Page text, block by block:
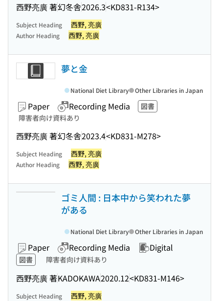
西野亮廣 著幻冬舎2026.3<KD831-R134>
Subject Heading 西野, 亮廣
Author Heading 西野, 亮廣
夢と金
Paper Recording Media
図書
障害者向け資料あり
西野亮廣 著幻冬舎2023.4<KD831-M278>
National Diet Library Other Libraries in Japan
Subject Heading 西野, 亮廣
Author Heading 西野, 亮廣
ゴミ人間 : 日本中から笑われた夢
がある
Paper Recording Media Digital
図書 障害者向け資料あり
西野亮廣 著KADOKAWA2020.12<KD831-M146>
National Diet Library Other Libraries in Japan
Subject Heading 西野, 亮廣